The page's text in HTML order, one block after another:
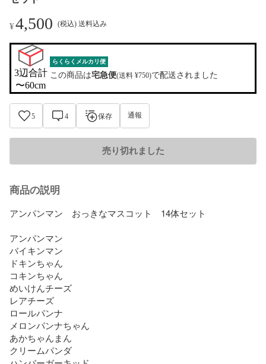
¥4,500 (税込) 送料込み
3辺合計
〜60cm
らくらくメルカリ便
この商品は宅急便(送料 ¥750)で配送されました
5 4 保存 通報
売り切れました
商品の説明
アンパンマン　おっきなマスコット　14体セット
アンパンマン
バイキンマン
ドキンちゃん
コキンちゃん
めいけんチーズ
レアチーズ
ロールパンナ
メロンパンナちゃん
あかちゃんまん
クリームパンダ